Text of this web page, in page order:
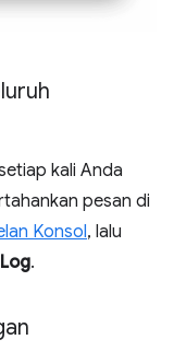
kali Anda
pesan di
Konsol, lalu
.